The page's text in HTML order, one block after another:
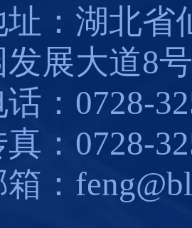
湖北省
发展大道8号
0728-
0728-